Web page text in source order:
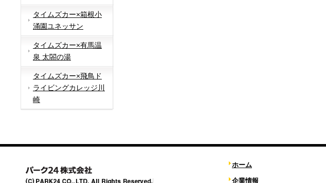
タイムズカー×箱根小
涌園ユネッサン
タイムズカー×有馬温
泉 太閤の湯
タイムズカー×飛鳥ド
ライビングカレッジ川
崎
ホーム
企業情報